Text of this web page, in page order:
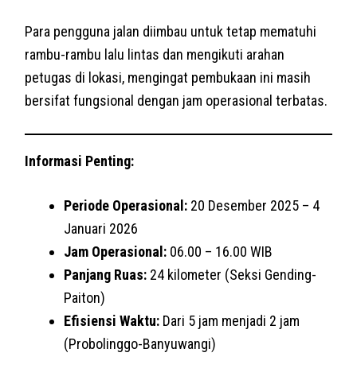
Para pengguna jalan diimbau untuk tetap mematuhi
rambu-rambu lalu lintas dan mengikuti arahan
petugas di lokasi, mengingat pembukaan ini masih
bersifat fungsional dengan jam operasional terbatas.
Informasi Penting:
Periode Operasional: 20 Desember 2025 – 4
Januari 2026
Jam Operasional: 06.00 – 16.00 WIB
Panjang Ruas: 24 kilometer (Seksi Gending-
Paiton)
Efisiensi Waktu: Dari 5 jam menjadi 2 jam
(Probolinggo-Banyuwangi)